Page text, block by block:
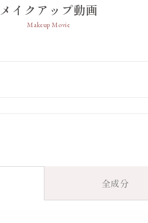
メイクアップ動画
Makeup Movie
全成分